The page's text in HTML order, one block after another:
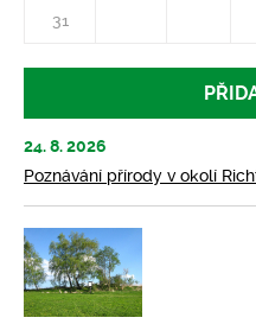
31
24. 8. 2026
Poznávání přírody v okolí